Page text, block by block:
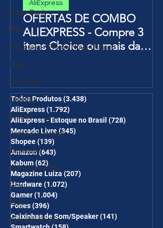
Power Bank
Mifa
AliExpress - Promo Novo Usuário
Jogos
Gabinetes
Cadeiras
Realme
Copos e Garrafas
Notebooks
Fontes para PC
Temu
Shein
Eletrodomésticos
OFERTAS DE COMBO
ALIEXPRESS - Compre 3
itens Choice ou mais da
Página de Promoções e
desc em 6 itens/R$25 de
desc em 10 itens) OS
CUPONS SÃO VÁLIDOS NO
COMBO
AliExpress
Todos Produtos(3.438)
AliExpress(1.792)
AliExpress - Estoque no Brasil (728)
Mercado Livre(345)
Shopee(139)
Amazon(643)
Kabum(62)
Magazine Luiza (207)
Hardware(1.072)
Gamer(1.004)
Fones(396)
Caixinhas de Som/Speaker(141)